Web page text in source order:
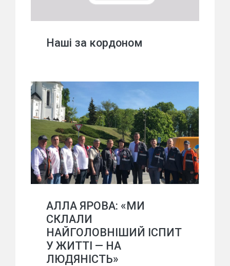
Наші за кордоном
АЛЛА ЯРОВА: «МИ
СКЛАЛИ
НАЙГОЛОВНІШИЙ ІСПИТ
У ЖИТТІ — НА
ЛЮДЯНІСТЬ»